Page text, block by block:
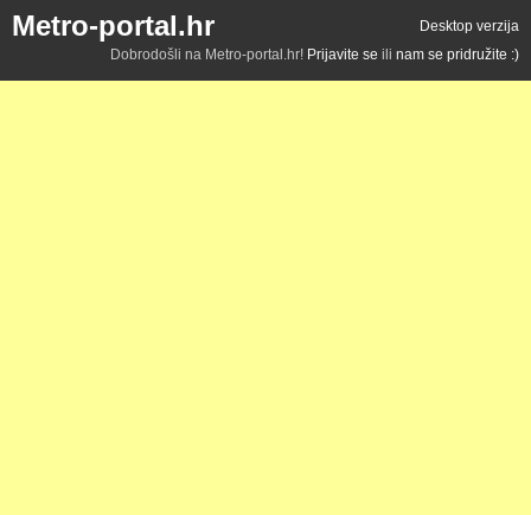
Metro-portal.hr
Desktop verzija
Dobrodošli na Metro-portal.hr! Prijavite se ili nam se pridružite :)